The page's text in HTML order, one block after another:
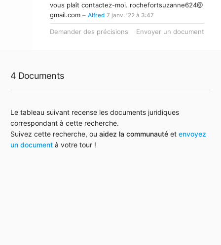
vous plaît contactez-moi. rochefortsuzanne624@
gmail.com – Alfred 7 janv. '22 à 3:47
Demander des précisions Envoyer un document
4 Documents
Le tableau suivant recense les documents juridiques
correspondant à cette recherche.
Suivez cette recherche, ou aidez la communauté et envoyez
un document à votre tour !